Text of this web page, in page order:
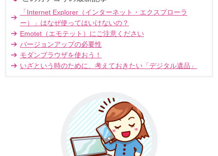
「Internet Explorer（インターネット・エクスプローラ
ー）」はなぜ使ってはいけないの？
Emotet（エモテット）にご注意ください
バージョンアップの必要性
モダンブラウザを使おう！
いざという時のために、考えておきたい「デジタル遺品」